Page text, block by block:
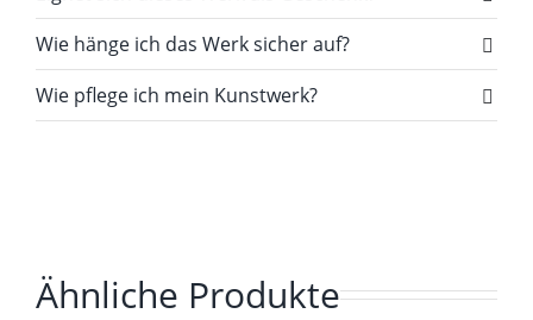
Wie hänge ich das Werk sicher auf?
Wie pflege ich mein Kunstwerk?
Ähnliche Produkte